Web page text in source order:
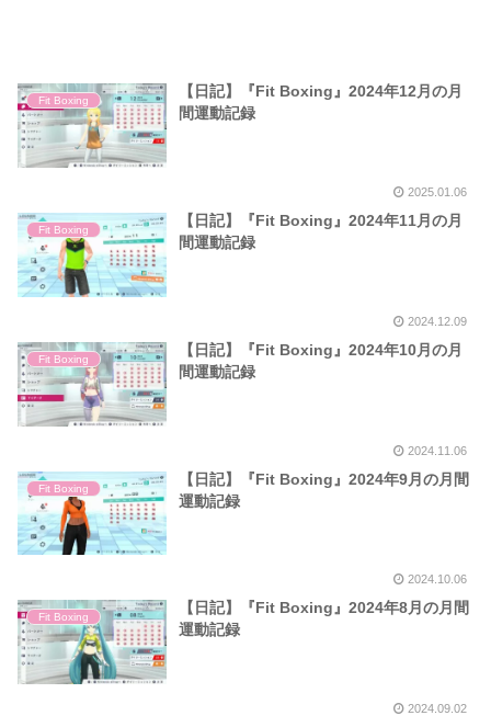
Fit Boxing
【日記】『Fit Boxing』2024年12月の月
間運動記録
2025.01.06
Fit Boxing
【日記】『Fit Boxing』2024年11月の月
間運動記録
2024.12.09
Fit Boxing
【日記】『Fit Boxing』2024年10月の月
間運動記録
2024.11.06
Fit Boxing
【日記】『Fit Boxing』2024年9月の月間
運動記録
2024.10.06
Fit Boxing
【日記】『Fit Boxing』2024年8月の月間
運動記録
2024.09.02